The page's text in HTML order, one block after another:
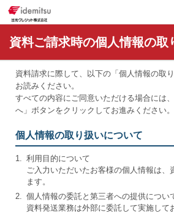
資料ご請求時の個人情報の取
資料請求に際して、以下の「個人情報の取
お読みください。
すべての内容にご同意いただける場合には
へ」ボタンをクリックしてお進みください。
個人情報の取り扱いについて
1. 利用目的について
ご入力いただいたお客様の個人情報は、
ます。
2. 個人情報の委託と第三者への提供につい
資料発送業務は外部に委託して実施して